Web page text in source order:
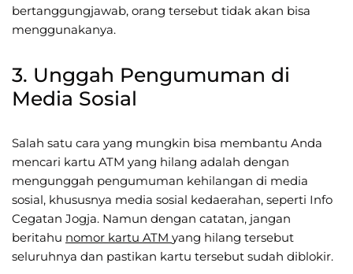
bertanggungjawab, orang tersebut tidak akan bisa
menggunakanya.
3. Unggah Pengumuman di
Media Sosial
Salah satu cara yang mungkin bisa membantu Anda
mencari kartu ATM yang hilang adalah dengan
mengunggah pengumuman kehilangan di media
sosial, khususnya media sosial kedaerahan, seperti Info
Cegatan Jogja. Namun dengan catatan, jangan
beritahu nomor kartu ATM yang hilang tersebut
seluruhnya dan pastikan kartu tersebut sudah diblokir.